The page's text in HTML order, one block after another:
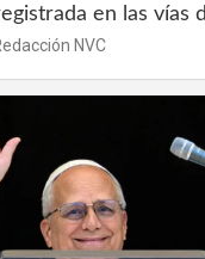
en las vías
NVC